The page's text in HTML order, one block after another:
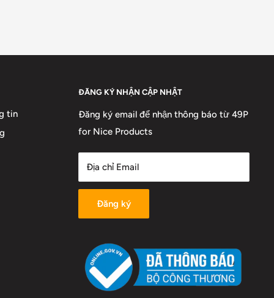
tin
ĐĂNG KÝ NHẬN CẬP NHẬT
Đăng ký email để nhận thông báo từ 49P
for Nice Products
Địa chỉ Email
Đăng ký